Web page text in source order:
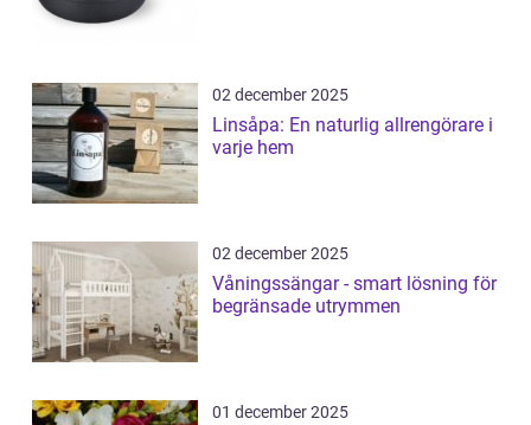
02 december 2025
Linsåpa: En naturlig allrengörare i
varje hem
02 december 2025
Våningssängar - smart lösning för
begränsade utrymmen
01 december 2025